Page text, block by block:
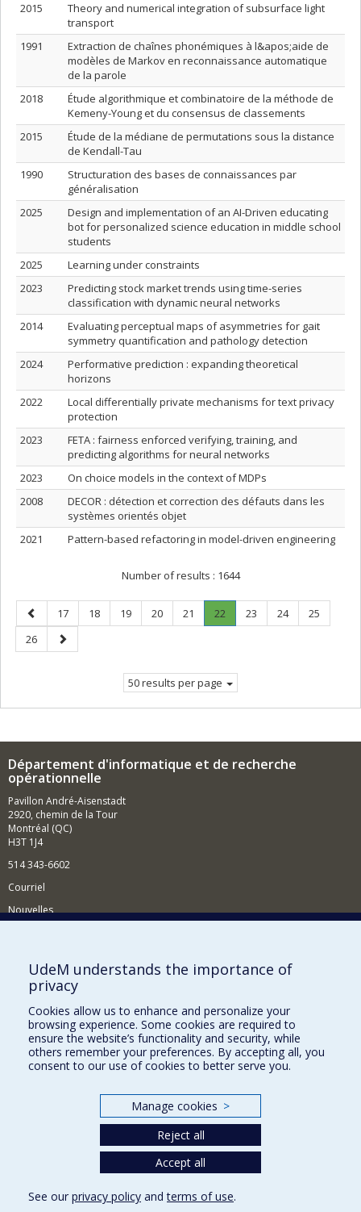
2015
Theory and numerical integration of subsurface light
transport
1991
Extraction de chaînes phonémiques à l&apos;aide de
modèles de Markov en reconnaissance automatique
de la parole
2018
Étude algorithmique et combinatoire de la méthode de
Kemeny-Young et du consensus de classements
2015
Étude de la médiane de permutations sous la distance
de Kendall-Tau
1990
Structuration des bases de connaissances par
généralisation
2025
Design and implementation of an AI-Driven educating
bot for personalized science education in middle school
students
2025
Learning under constraints
2023
Predicting stock market trends using time-series
classification with dynamic neural networks
2014
Evaluating perceptual maps of asymmetries for gait
symmetry quantification and pathology detection
2024
Performative prediction : expanding theoretical
horizons
2022
Local differentially private mechanisms for text privacy
protection
2023
FETA : fairness enforced verifying, training, and
predicting algorithms for neural networks
2023
On choice models in the context of MDPs
2008
DECOR : détection et correction des défauts dans les
systèmes orientés objet
2021
Pattern-based refactoring in model-driven engineering
Number of results : 1644
Previous
page
Page
17 Page
18 Page
19 Page
20 Page
21 Page
22
Current
Page
23 Page
24 Page
25
Page
26
Next
page
50 results per page
Département d'informatique et de recherche
opérationnelle
Pavillon André-Aisenstadt
2920, chemin de la Tour
Montréal (QC)
H3T 1J4
514 343-6602
Courriel
Nouvelles
Comment soutenir le Département?
BESOIN D'AIDE?
Plan du site
Signaler une erreur
Accessibilité
Nos départements et écoles
UdeM understands the importance of
privacy
Cookies allow us to enhance and personalize your
browsing experience. Some cookies are required to
ensure the website’s functionality and security, while
others remember your preferences. By accepting all, you
consent to our use of cookies to better serve you.
Manage cookies >
Reject all
Accept all
See our privacy policy andterms of use.